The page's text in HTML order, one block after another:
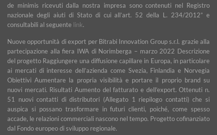
de minimis ricevuti dalla nostra impresa sono contenuti nel Registro
nazionale degli aiuti di Stato di cui all’art. 52 della L. 234/2012” e
consultabili al seguente link.
Nuove opportunità di export per Bitrabi Innovation Group s.r.l. grazie alla
partecipazione alla fiera IWA di Norimberga – marzo 2022 Descrizione
del progetto Raggiungere una diffusione capillare in Europa, in particolare
ai mercati di interesse dell’azienda come Svezia, Finlandia e Norvegia
Obiettivi Aumentare la propria visibilità e portare il proprio brand su
nuovi mercati. Risultati Aumento del fatturato e dell’export. Ottenuti n.
51 nuovi contatti di distributori (Allegato 1 riepilogo contatti) che si
auspica si possano trasformare in futuri clienti, poiché, come spesso
accade, le relazioni commerciali nascono nel tempo. Progetto cofinanziato
dal Fondo europeo di sviluppo regionale.